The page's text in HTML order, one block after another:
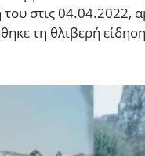
του στις 04.04.2022,
τη θλιβερή